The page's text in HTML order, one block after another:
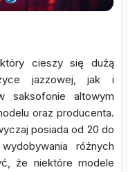
cieszy się dużą
jazzowej, jak i
saksofonie altowym
oraz producenta.
posiada od 20 do
różnych
że niektóre modele